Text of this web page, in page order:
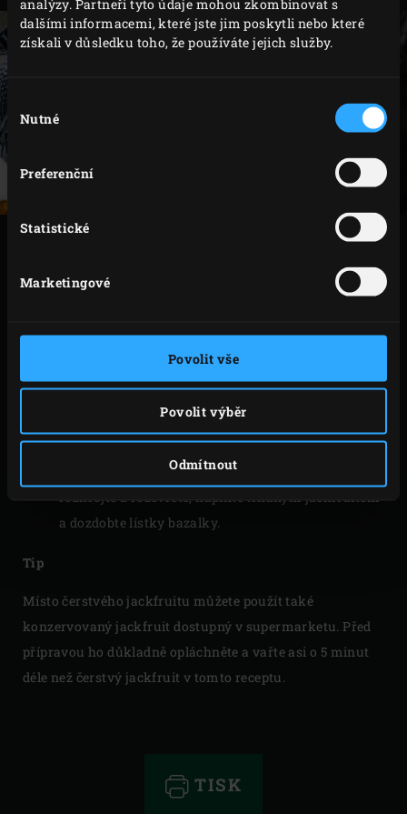
analýzy. Partneři tyto údaje mohou zkombinovat s
dalšími informacemi, které jste jim poskytli nebo které
získali v důsledku toho, že používáte jejich služby.
Výběr
souhlasu
Nutné
Preferenční
Statistické
Marketingové
Povolit vše
Povolit výběr
Odmítnout
Postavte
na rošt a zahřejte. Nalijte
na rošt pita housky. Zavřete víko EGG a nechte
jackfruit přibližně 4-5 minut restovat; občas
promíchejte a vždy nezapomeňte zavřít víko EGG.
Mezitím otrhejte lístky bazalky.
Vytáhněte pekáč a pita housky z EGG. Housky
rozkrojte a rozevřete, naplňte trhaným jackfruitem
a dozdobte lístky bazalky.
Tip
Místo čerstvého jackfruitu můžete použít také
konzervovaný jackfruit dostupný v supermarketu. Před
přípravou ho důkladně opláchněte a vařte asi o 5 minut
déle než čerstvý jackfruit v tomto receptu.
TISK